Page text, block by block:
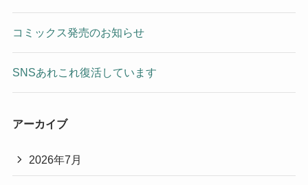
コミックス発売のお知らせ
SNSあれこれ復活しています
アーカイブ
2026年7月